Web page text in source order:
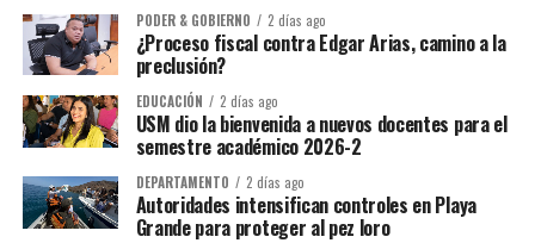
PODER & GOBIERNO 2 días ago
¿Proceso fiscal contra Edgar Arias, camino a la
preclusión?
EDUCACIÓN 2 días ago
USM dio la bienvenida a nuevos docentes para el
semestre académico 2026-2
DEPARTAMENTO 2 días ago
Autoridades intensifican controles en Playa
Grande para proteger al pez loro